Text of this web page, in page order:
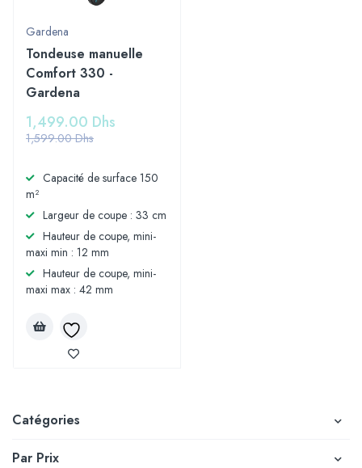
Catégories
Par Prix
Gardena
Tondeuse manuelle
Comfort 330 -
Gardena
1,599.00Dhs
1,499.00 Dhs
Capacité de surface 150
m²
Largeur de coupe : 33 cm
Hauteur de coupe, mini-
maxi min : 12 mm
Hauteur de coupe, mini-
maxi max : 42 mm